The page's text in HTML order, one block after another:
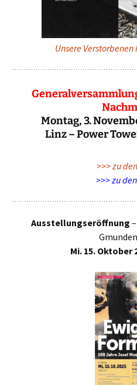
Unsere
Montag, 3.
Linz – Power
>>> zu
>>> zu
Ausstellungseröffnung
Mi. 15. Oktober